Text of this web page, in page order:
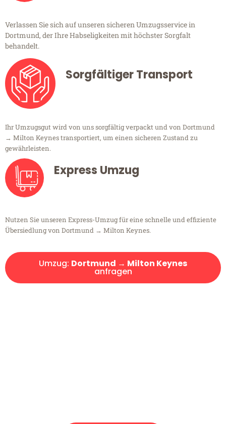
Verlassen Sie sich auf unseren sicheren Umzugsservice in
Dortmund, der Ihre Habseligkeiten mit höchster Sorgfalt
behandelt.
Sorgfältiger Transport
Ihr Umzugsgut wird von uns sorgfältig verpackt und von Dortmund
→ Milton Keynes transportiert, um einen sicheren Zustand zu
gewährleisten.
Express Umzug
Nutzen Sie unseren Express-Umzug für eine schnelle und effiziente
Übersiedlung von Dortmund → Milton Keynes.
Umzug: Dortmund → Milton Keynes
anfragen